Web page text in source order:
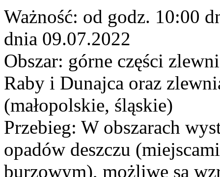
Ważność: od godz. 10:00
dnia 09.07.2022
Obszar: górne części
Raby i Dunajca oraz
(małopolskie, śląskie)
Przebieg: W obszarach
opadów deszczu
burzowym), możliwe są